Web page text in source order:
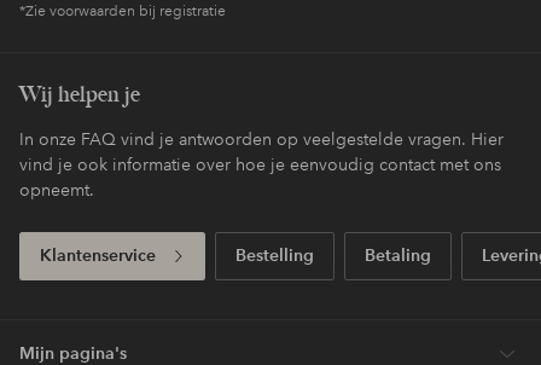
*Zie voorwaarden bij registratie
Wij helpen je
In onze FAQ vind je antwoorden op veelgestelde vragen. Hier
vind je ook informatie over hoe je eenvoudig contact met ons
opneemt.
Klantenservice Bestelling Betaling
Mijn pagina's